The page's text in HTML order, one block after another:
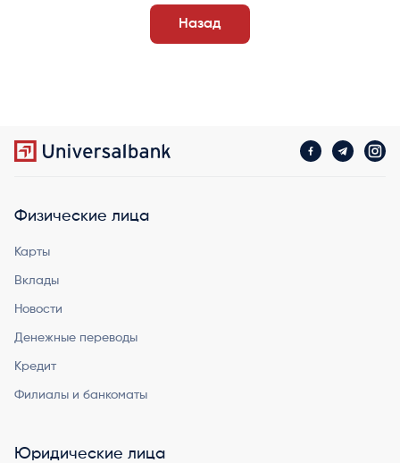
Назад
Физические лица
Карты
Вклады
Новости
Денежные переводы
Кредит
Филиалы и банкоматы
Юридические лица